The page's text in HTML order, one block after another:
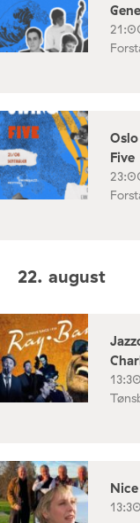
Five
22. august